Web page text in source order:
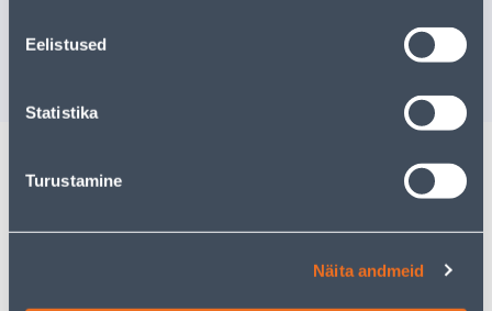
Eelistused
Statistika
Turustamine
Näita andmeid
Tarne pole